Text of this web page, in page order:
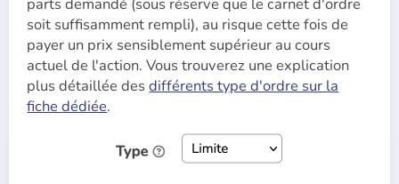
parts demandé (sous réserve que le carnet d'ordre
soit suffisamment rempli), au risque cette fois de
payer un prix sensiblement supérieur au cours
actuel de l'action. Vous trouverez une explication
plus détaillée desdifférents type d'ordre sur la
fiche dédiée.